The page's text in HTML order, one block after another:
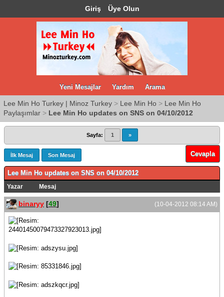
Giriş Üye Olun
Yeni Mesajlar Yardım Arama
Lee Min Ho Turkey | Minoz Turkey > Lee Min Ho > Lee Min Ho
Paylaşımlar > Lee Min Ho updates on SNS on 04/10/2012
Sayfa: 1 »
İlk Mesaj Son Mesaj Cevapla
Lee Min Ho updates on SNS on 04/10/2012
Yazar Mesaj
(10-04-2012 08:14 AM)
binaryy [49]